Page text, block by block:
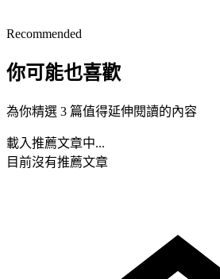
Recommended
你可能也喜歡
為你精選 3 篇值得延伸閱讀的內容
載入推薦文章中...
目前沒有推薦文章